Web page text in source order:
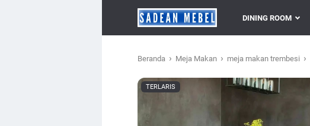
DINING ROOM
Beranda › Meja Makan › meja makan trembesi ›
TERLARIS